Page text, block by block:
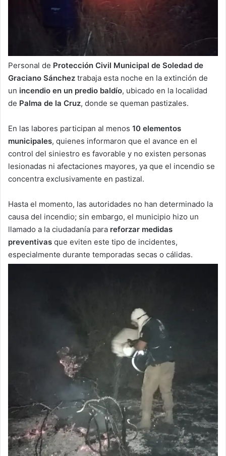
Personal de Protección Civil Municipal de Soledad de
Graciano Sánchez trabaja esta noche en la extinción de
un incendio en un predio baldío, ubicado en la localidad
de Palma de la Cruz, donde se queman pastizales.
En las labores participan al menos 10 elementos
municipales, quienes informaron que el avance en el
control del siniestro es favorable y no existen personas
lesionadas ni afectaciones mayores, ya que el incendio se
concentra exclusivamente en pastizal.
Hasta el momento, las autoridades no han determinado la
causa del incendio; sin embargo, el municipio hizo un
llamado a la ciudadanía para reforzar medidas
preventivas que eviten este tipo de incidentes,
especialmente durante temporadas secas o cálidas.